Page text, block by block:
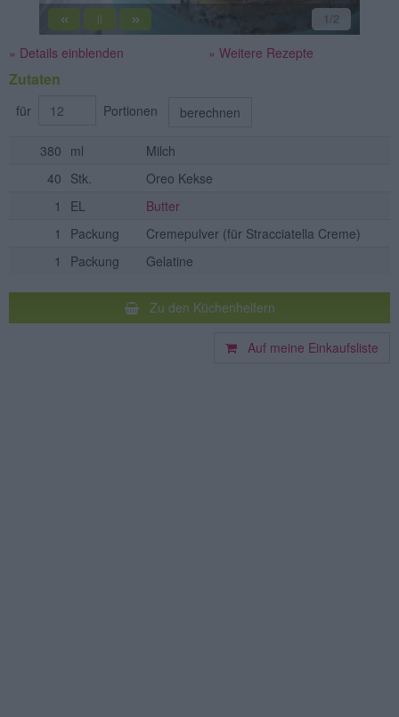
« || » muckerl
» Details einblenden » Weitere Rezepte
Zutaten
für Portionen berechnen
380 ml
Milch
40 Stk.
Oreo Kekse
1
EL
Butter
1
Packung Cremepulver (für Stracciatella Creme)
1
Packung Gelatine
Zu den Küchenhelfern
Auf meine Einkaufsliste